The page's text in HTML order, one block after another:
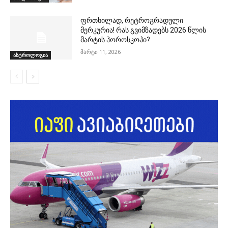
ასტროლოგია
ფრთხილად, რეტროგრადული
მერკურია! რას გვიმზადებს 2026 წლის
მარტის ჰოროსკოპი?
მარტი 11, 2026